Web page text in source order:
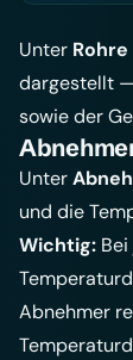
Unter Rohre
dargestellt
sowie der
Unter
und die
Wichtig:
Abnehmer